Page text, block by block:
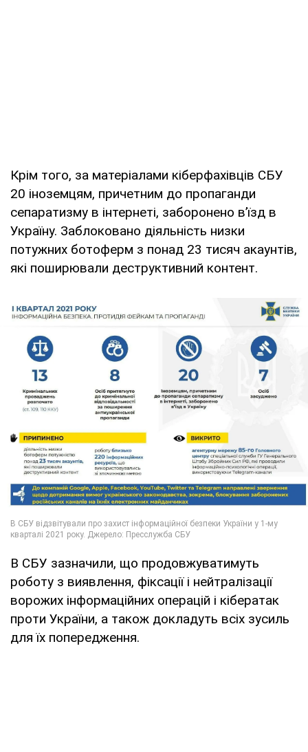
Крім того, за матеріалами кіберфахівців СБУ
20 іноземцям, причетним до пропаганди
сепаратизму в інтернеті, заборонено в’їзд в
Україну. Заблоковано діяльність низки
потужних ботоферм з понад 23 тисяч акаунтів,
які поширювали деструктивний контент.
В СБУ зазначили, що продовжуватимуть
роботу з виявлення, фіксації і нейтралізації
ворожих інформаційних операцій і кібератак
проти України, а також докладуть всіх зусиль
для їх попередження.